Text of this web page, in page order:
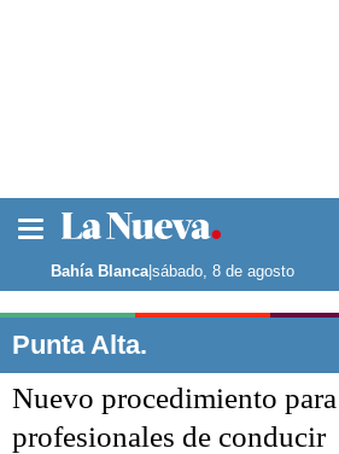
Noticias
La ciudad
Punta Alta
El mundo
Seguridad
Bahía Blanca|sábado, 8 de agosto
Punta Alta.
Nuevo procedimiento
profesionales de conducir